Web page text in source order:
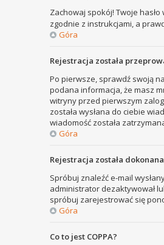
Zachowaj spokój! Twoje
zgodnie z instrukcjami, a
Góra
Rejestracja została
Po pierwsze, sprawdź swoją
podana informacja, że masz
witryny przed pierwszym
została wysłana do ciebie
wiadomość została
Góra
Rejestracja została
Spróbuj znaleźć e-mail
administrator dezaktywował
spróbuj zarejestrować się
Góra
Co to jest COPPA?